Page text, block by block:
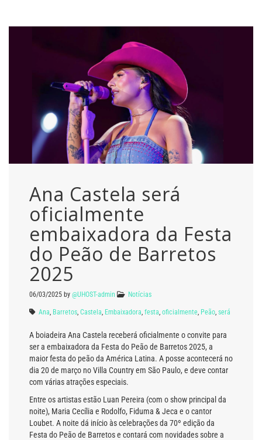
Ana Castela será
oficialmente
embaixadora da Festa
do Peão de Barretos
2025
06/03/2025 by @UHOST-admin Notícias
Ana, Barretos, Castela, Embaixadora, festa, oficialmente, Peão, será
A boiadeira Ana Castela receberá oficialmente o convite para
ser a embaixadora da Festa do Peão de Barretos 2025, a
maior festa do peão da América Latina. A posse acontecerá no
dia 20 de março no Villa Country em São Paulo, e deve contar
com várias atrações especiais.
Entre os artistas estão Luan Pereira (com o show principal da
noite), Maria Cecília e Rodolfo, Fiduma & Jeca e o cantor
Loubet. A noite dá início às celebrações da 70º edição da
Festa do Peão de Barretos e contará com novidades sobre a